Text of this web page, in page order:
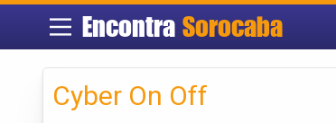
Encontra Sorocaba
Cyber On Off